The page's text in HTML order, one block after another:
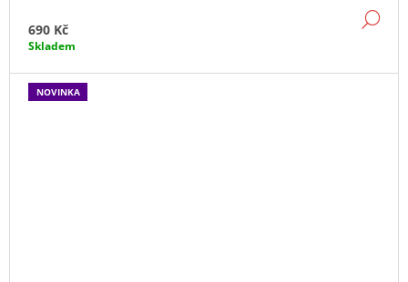
690 Kč
Skladem
NOVINKA